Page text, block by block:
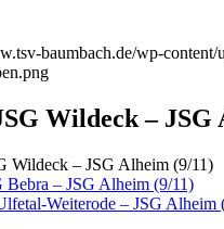
Wildeck – JSG
Bebra – JSG Alheim (9/11)
Weiterode – JSG Alheim